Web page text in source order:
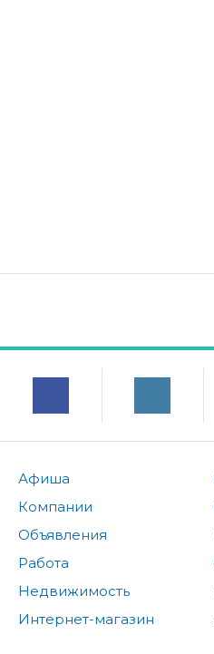
Афиша
Компании
Объявления
Работа
Недвижимость
Интернет-магазин